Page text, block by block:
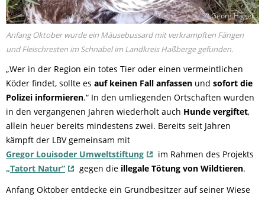
© Georg Hagel
Anfang Oktober wurde ein Mäusebussard mit verkrampften Fängen
und Fleischresten im Schnabel im Landkreis Haßberge gefunden.
„Wer in der Region ein totes Tier oder einen vermeintlichen
Köder findet, sollte es auf keinen Fall anfassen und sofort die
Polizei informieren.“ In den umliegenden Ortschaften wurden
in den vergangenen Jahren wiederholt auch Hunde vergiftet,
allein heuer bereits mindestens zwei. Bereits seit Jahren
kämpft der LBV gemeinsam mit
Gregor Louisoder Umweltstiftung
im Rahmen des Projekts
„Tatort Natur“
gegen die illegale Tötung von Wildtieren.
Anfang Oktober entdecke ein Grundbesitzer auf seiner Wiese